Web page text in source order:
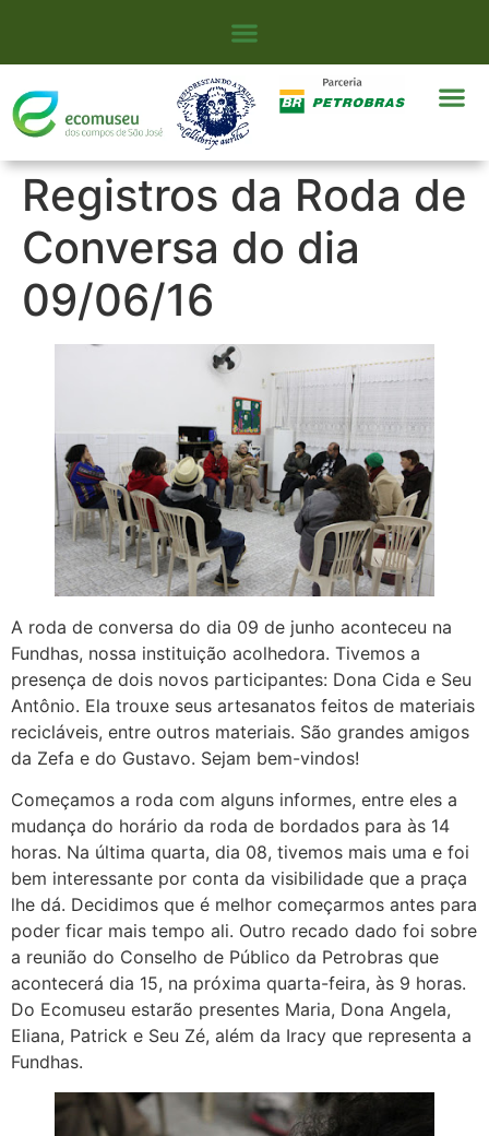
Registros da Roda de
Conversa do dia
09/06/16
A roda de conversa do dia 09 de junho aconteceu na
Fundhas, nossa instituição acolhedora. Tivemos a
presença de dois novos participantes: Dona Cida e Seu
Antônio. Ela trouxe seus artesanatos feitos de materiais
recicláveis, entre outros materiais. São grandes amigos
da Zefa e do Gustavo. Sejam bem-vindos!
Começamos a roda com alguns informes, entre eles a
mudança do horário da roda de bordados para às 14
horas. Na última quarta, dia 08, tivemos mais uma e foi
bem interessante por conta da visibilidade que a praça
lhe dá. Decidimos que é melhor começarmos antes para
poder ficar mais tempo ali. Outro recado dado foi sobre
a reunião do Conselho de Público da Petrobras que
acontecerá dia 15, na próxima quarta-feira, às 9 horas.
Do Ecomuseu estarão presentes Maria, Dona Angela,
Eliana, Patrick e Seu Zé, além da Iracy que representa a
Fundhas.